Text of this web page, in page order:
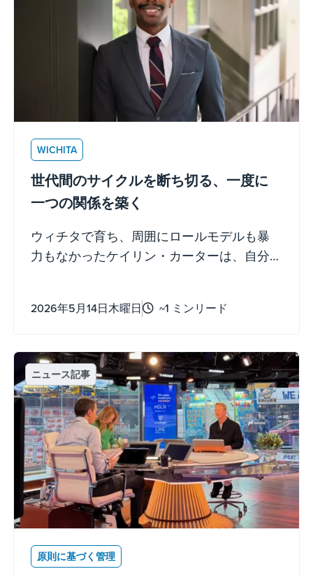
WICHITA
世代間のサイクルを断ち切る、一度に
一つの関係を築く
ウィチタで育ち、周囲にロールモデルも暴
力もなかったケイリン・カーターは、自分
シスターズが書き直しました。
2026年5月14日木曜日 ~1 ミンリード
ニュース記事
原則に基づく管理